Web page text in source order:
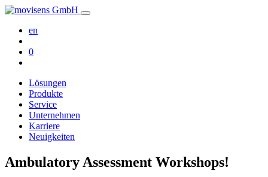
en
0
Lösungen
Produkte
Service
Unternehmen
Karriere
Neuigkeiten
Ambulatory Assessment Workshops!